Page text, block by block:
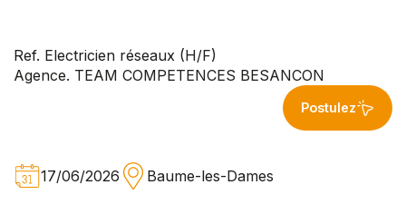
Ref. Electricien réseaux (H/F)
Agence. TEAM COMPETENCES BESANCON
Postulez
17/06/2026 Baume-les-Dames